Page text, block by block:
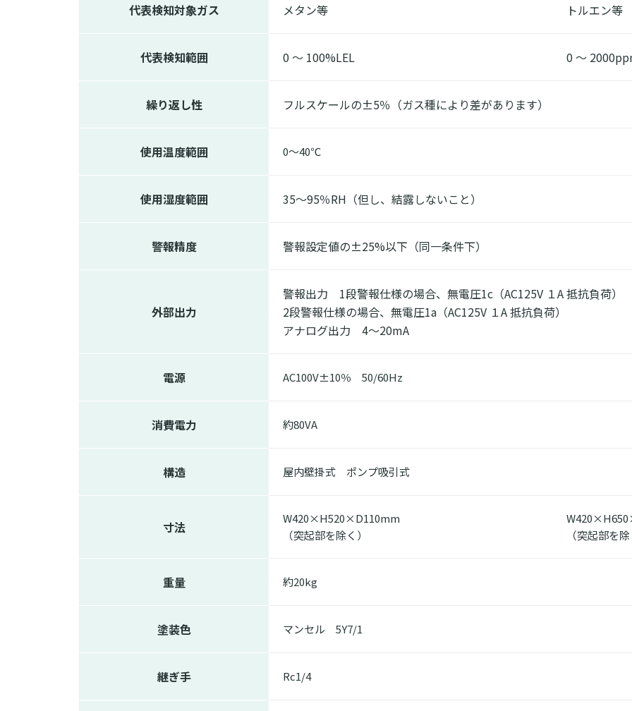
代表検知対象ガス メタン等 トルエン等
代表検知範囲 0 ～ 100%LEL 0 ～
繰り返し性 フルスケールの±5％（ガス種により差があります）
使用温度範囲 0～40℃
使用湿度範囲 35～95％RH（但し、結露しないこと）
警報精度 警報設定値の±25%以下（同一条件下）
外部出力
警報出力 1段警報仕様の場合、無電圧1c（AC125V １A 抵抗負荷）
2段警報仕様の場合、無電圧1a（AC125V １A 抵抗負荷）
アナログ出力 4～20mA
電源 AC100V±10％ 50/60Hz
消費電力 約80VA
構造 屋内壁掛式 ポンプ吸引式
寸法
W420×H520×D110mm
（突起部を除く）
（突起部を
重量 約20kg
塗装色 マンセル 5Y7/1
継ぎ手 Rc1/4